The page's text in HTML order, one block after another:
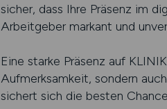
sicher, dass Ihre Präsenz im
Arbeitgeber markant und
Eine starke Präsenz auf
Aufmerksamkeit, sondern
sichert sich die besten